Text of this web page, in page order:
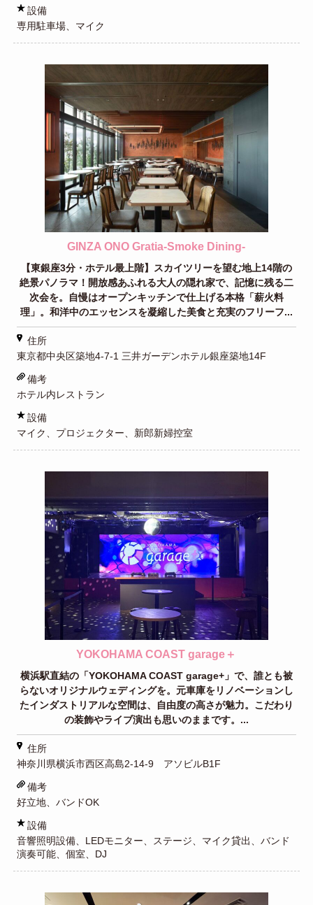
設備
専用駐車場、マイク
GINZA ONO Gratia‐Smoke Dining‐
【東銀座3分・ホテル最上階】スカイツリーを望む地上14階の
絶景パノラマ！開放感あふれる大人の隠れ家で、記憶に残る二
次会を。自慢はオープンキッチンで仕上げる本格「薪火料
理」。和洋中のエッセンスを凝縮した美食と充実のフリーフ...
住所
東京都中央区築地4-7-1 三井ガーデンホテル銀座築地14F
備考
ホテル内レストラン
設備
マイク、プロジェクター、新郎新婦控室
YOKOHAMA COAST garage＋
横浜駅直結の「YOKOHAMA COAST garage+」で、誰とも被
らないオリジナルウェディングを。元車庫をリノベーションし
たインダストリアルな空間は、自由度の高さが魅力。こだわり
の装飾やライブ演出も思いのままです。...
住所
神奈川県横浜市西区高島2-14-9 アソビルB1F
備考
好立地、バンドOK
設備
音響照明設備、LEDモニター、ステージ、マイク貸出、バンド
演奏可能、個室、DJ